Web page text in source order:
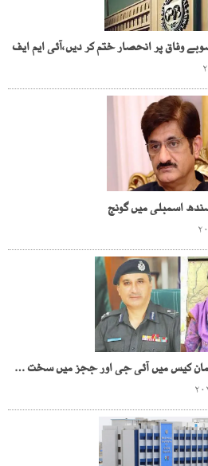
وفاق پر انحصار ختم کر دیں،آئی ایم ایف
اسمبلی میں گونج
میں کیوں استعفیٰ دوں، پروین رحمان کیس میں آئی جی اور ججز میں سخت جملوں کا تبادلہ